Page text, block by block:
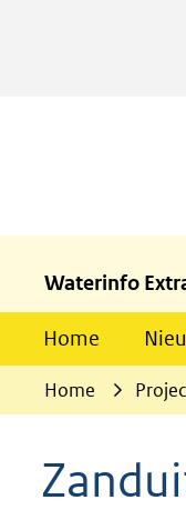
van
cookies
op
deze
website
worden
Waterinfo
Home
Home